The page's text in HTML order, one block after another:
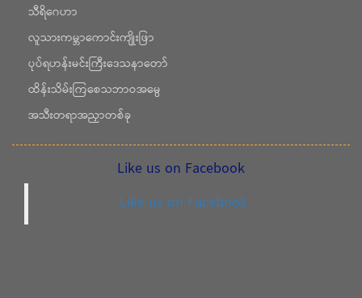
သီရိဂေဟာ
လူသားကမ္ဘာကောင်းကျိုးဖြာ
ပုပ်ရဟန်းမင်းကြီးဒေသနာတော်
ထိန်းသိမ်းကြစေသဘာဝအမွေ
အသီးတရာအညှာတစ်ခု
Like us on Facebook
Like us on Facebook